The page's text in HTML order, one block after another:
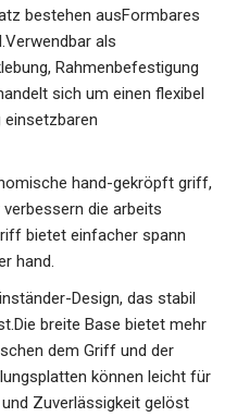
bestehen ausFormbares
als
Rahmenbefestigung
sich um einen flexibel
hand-gekröpft griff,
die arbeits
bietet einfacher spann
hand.
Design, das stabil
breite Base bietet mehr
dem Griff und der
können leicht für
Zuverlässigkeit gelöst